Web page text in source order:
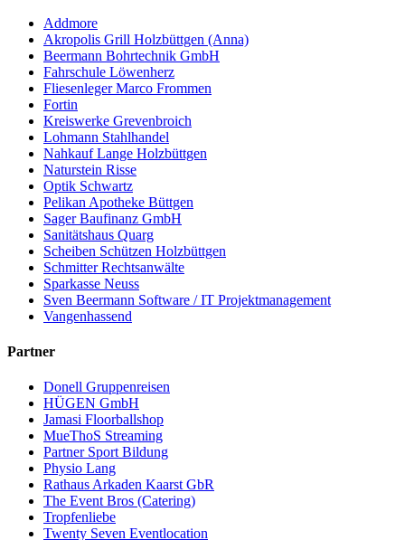
Addmore
Akropolis Grill Holzbüttgen (Anna)
Beermann Bohrtechnik GmbH
Fahrschule Löwenherz
Fliesenleger Marco Frommen
Fortin
Kreiswerke Grevenbroich
Lohmann Stahlhandel
Nahkauf Lange Holzbüttgen
Naturstein Risse
Optik Schwartz
Pelikan Apotheke Büttgen
Sager Baufinanz GmbH
Sanitätshaus Quarg
Scheiben Schützen Holzbüttgen
Schmitter Rechtsanwälte
Sparkasse Neuss
Sven Beermann Software / IT Projektmanagement
Vangenhassend
Partner
Donell Gruppenreisen
HÜGEN GmbH
Jamasi Floorballshop
MueThoS Streaming
Partner Sport Bildung
Physio Lang
Rathaus Arkaden Kaarst GbR
The Event Bros (Catering)
Tropfenliebe
Twenty Seven Eventlocation